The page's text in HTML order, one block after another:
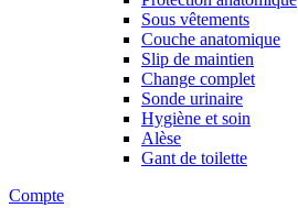
Sous vêtements
Couche anatomique
Slip de maintien
Change complet
Sonde urinaire
Hygiène et soin
Alèse
Gant de toilette
Compte